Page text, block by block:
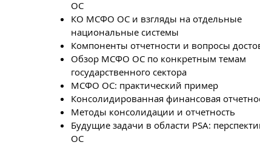
ОС
КО МСФО ОС и взгляды на отдельные
национальные системы
Компоненты отчетности и вопросы
Обзор МСФО ОС по конкретным темам
государственного сектора
МСФО ОС: практический пример
Консолидированная финансовая
Методы консолидации и отчетность
Будущие задачи в области PSA:
ОС